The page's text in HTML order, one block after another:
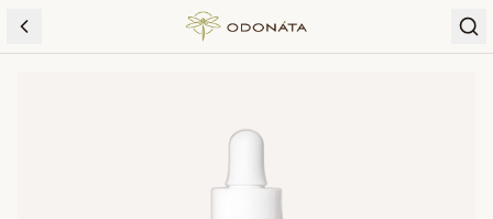
Skip to content